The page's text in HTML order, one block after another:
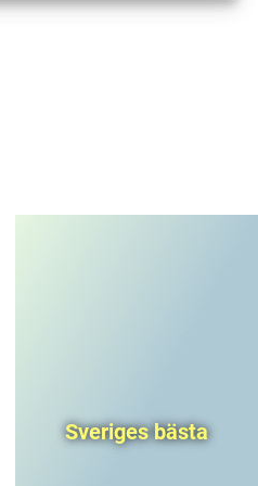
Sveriges bästa